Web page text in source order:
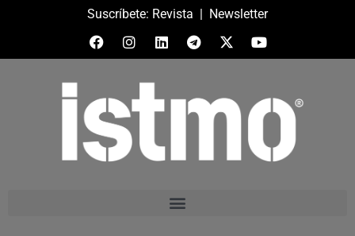
Suscríbete: Revista | Newsletter